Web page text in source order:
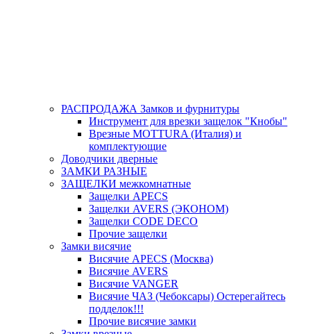
РАСПРОДАЖА Замков и фурнитуры
Инструмент для врезки защелок "Кнобы"
Врезные MOTTURA (Италия) и
комплектующие
Доводчики дверные
ЗАМКИ РАЗНЫЕ
ЗАЩЕЛКИ межкомнатные
Защелки APECS
Защелки AVERS (ЭКОНОМ)
Защелки CODE DECO
Прочие защелки
Замки висячие
Висячие APECS (Москва)
Висячие AVERS
Висячие VANGER
Висячие ЧАЗ (Чебоксары) Остерегайтесь
подделок!!!
Прочие висячие замки